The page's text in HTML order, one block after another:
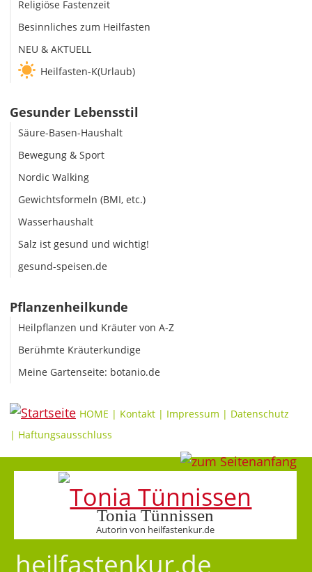
Religiöse Fastenzeit
Besinnliches zum Heilfasten
NEU & AKTUELL
Heilfasten-K(Urlaub)
Gesunder Lebensstil
Säure-Basen-Haushalt
Bewegung & Sport
Nordic Walking
Gewichtsformeln (BMI, etc.)
Wasserhaushalt
Salz ist gesund und wichtig!
gesund-speisen.de
Pflanzenheilkunde
Heilpflanzen und Kräuter von A-Z
Berühmte Kräuterkundige
Meine Gartenseite: botanio.de
HOME | Kontakt | Impressum | Datenschutz
| Haftungsausschluss
Tonia Tünnissen
Autorin von heilfastenkur.de
heilfastenkur.de